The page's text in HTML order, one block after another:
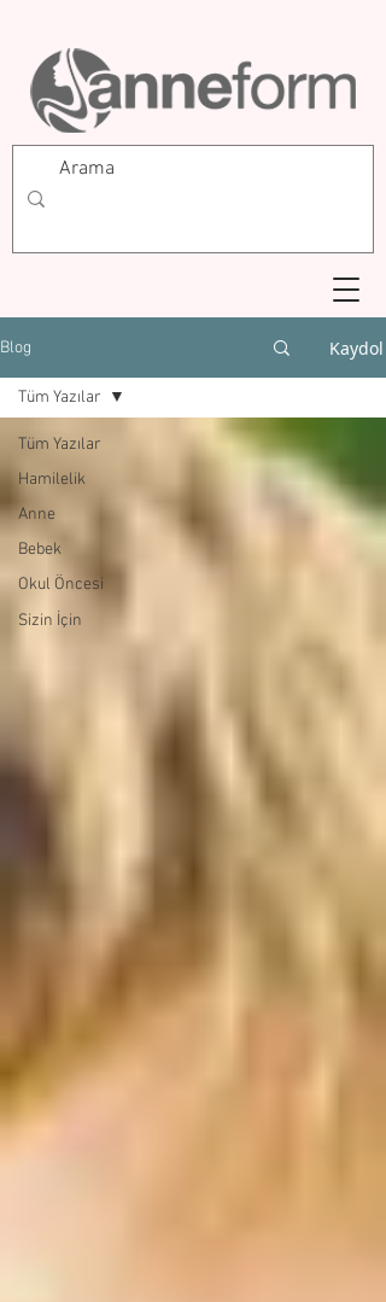
Blog Kaydol
Tüm Yazılar
Hamilelik
Anne
Bebek
Okul Öncesi
Sizin İçin
Tüm Yazılar